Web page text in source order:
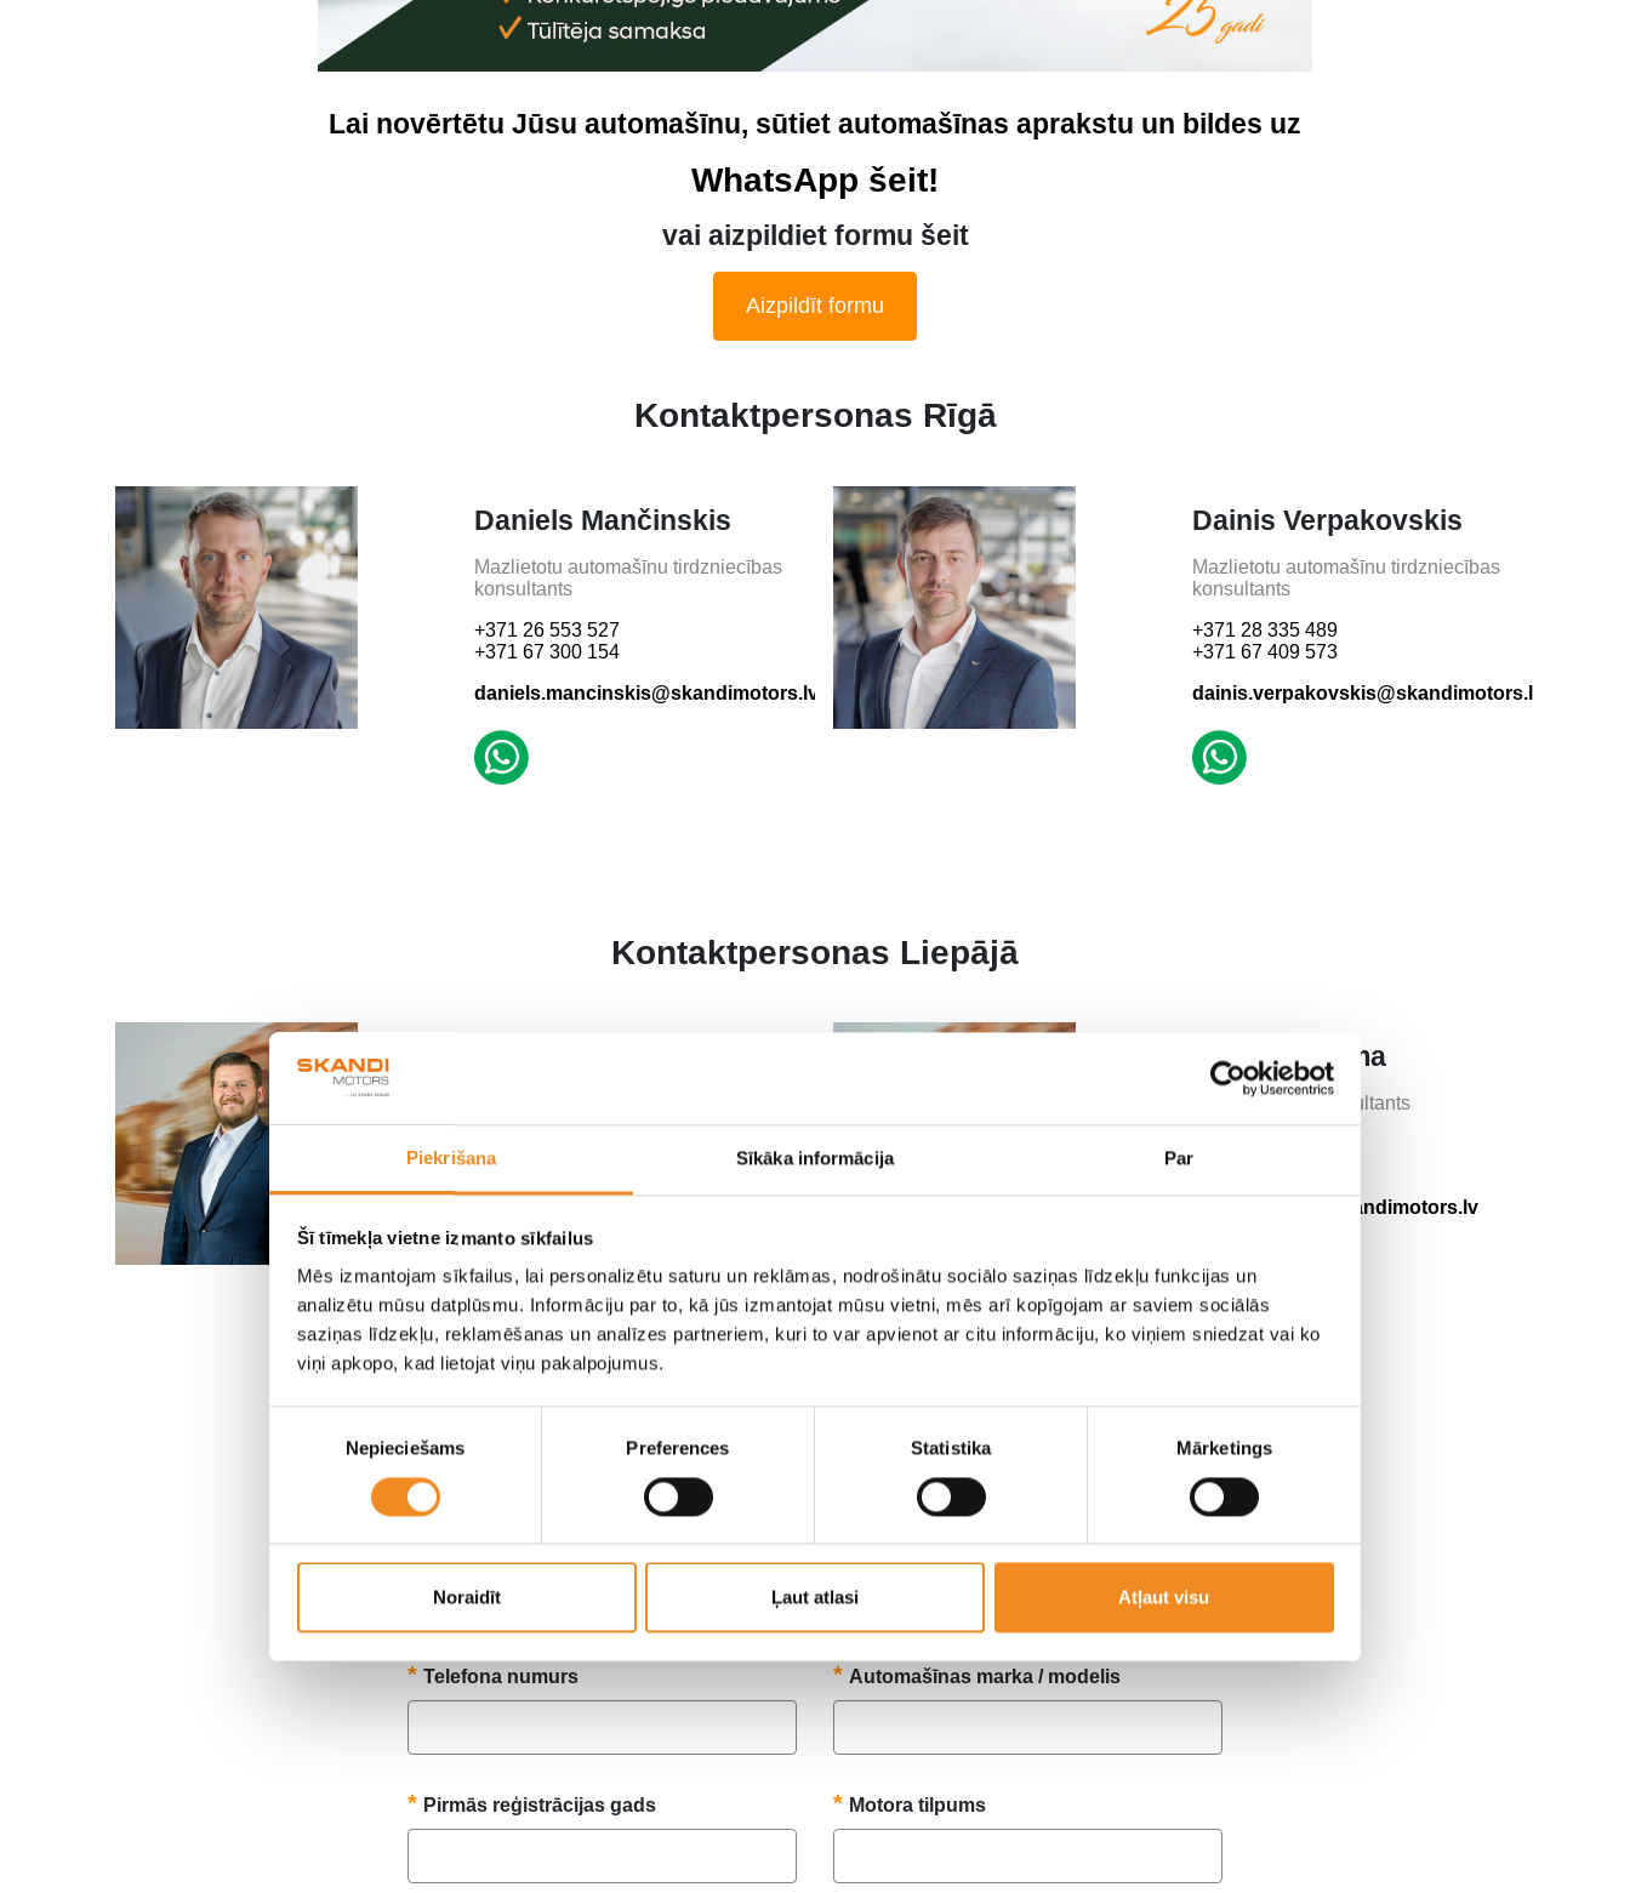
Piekrišana Sīkāka informācija Par
Šī tīmekļa vietne izmanto sīkfailus
Mēs izmantojam sīkfailus, lai personalizētu saturu un reklāmas, nodrošinātu sociālo saziņas līdzekļu funkcijas un
analizētu mūsu datplūsmu. Informāciju par to, kā jūs izmantojat mūsu vietni, mēs arī kopīgojam ar saviem sociālās
saziņas līdzekļu, reklamēšanas un analīzes partneriem, kuri to var apvienot ar citu informāciju, ko viņiem sniedzat vai ko
viņi apkopo, kad lietojat viņu pakalpojumus.
Nepieciešams Preferences Statistika Mārketings
Noraidīt Ļaut atlasi Atļaut visu
Lai novērtētu Jūsu automašīnu, sūtiet automašīnas aprakstu un bildes uz
WhatsApp šeit!
vai aizpildiet formu šeit
Aizpildīt formu
Kontaktpersonas Rīgā
Daniels Mančinskis
Mazlietotu automašīnu tirdzniecības
konsultants
+371 26 553 527
+371 67 300 154
daniels.mancinskis@skandimotors.lv
Dainis Verpakovskis
Mazlietotu automašīnu tirdzniecības
konsultants
+371 28 335 489
+371 67 409 573
dainis.verpakovskis@skandimotors.lv
Kontaktpersonas Liepājā
tirdzniecības konsultants
+371 27 878 888
+371 63 483 604
andris.venckus@skandimotors.lv
Ritvars Razma
Tirdzniecības konsultants
ritvars.razma@skandimotors.lv
Nosakiet savas esošās automašīnas provizorisko vērtību
Jūsu vārds, uzvārds E-pasts
Telefona numurs Automašīnas marka / modelis
Pirmās reģistrācijas gads Motora tilpums